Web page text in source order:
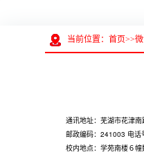
当前位置： 首页>>
通讯地址：芜湖市花津
邮政编码：241003 电话
校内地点：学苑南楼６幢